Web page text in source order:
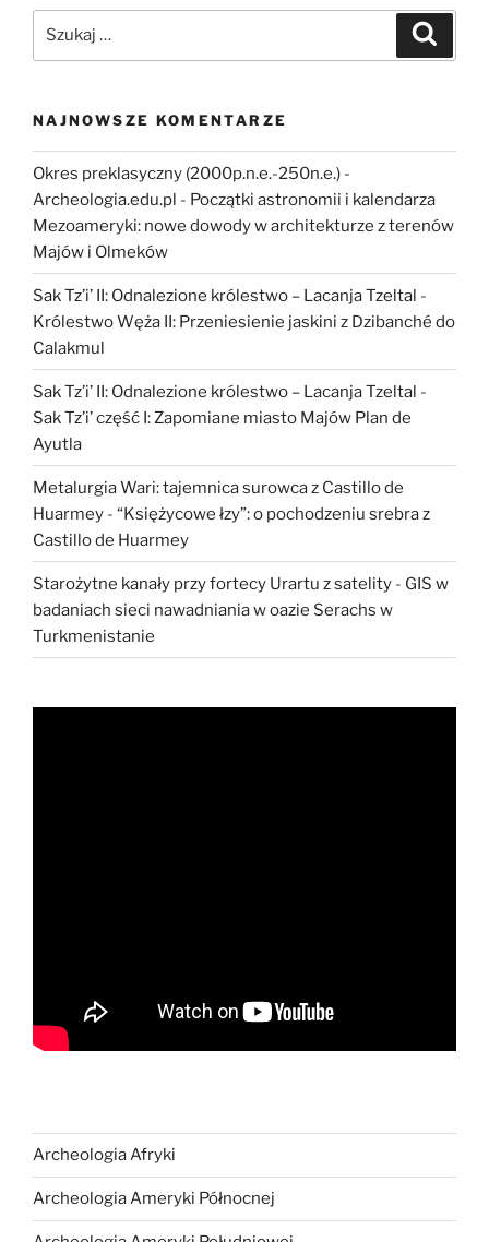
po
archeologii
nad
brodawczaka
ludzkiego
(HPV)?”
NAJNOWSZE KOMENTARZE
Okres preklasyczny (2000p.n.e.-250n.e.) -
Archeologia.edu.pl - Początki astronomii i kalendarza
Mezoameryki: nowe dowody w architekturze z terenów
Majów i Olmeków
Sak Tz’i’ II: Odnalezione królestwo – Lacanja Tzeltal -
Królestwo Węża II: Przeniesienie jaskini z Dzibanché do
Calakmul
Sak Tz’i’ II: Odnalezione królestwo – Lacanja Tzeltal -
Sak Tz’i’ część I: Zapomiane miasto Majów Plan de
Ayutla
Metalurgia Wari: tajemnica surowca z Castillo de
Huarmey - “Księżycowe łzy”: o pochodzeniu srebra z
Castillo de Huarmey
Starożytne kanały przy fortecy Urartu z satelity - GIS w
badaniach sieci nawadniania w oazie Serachs w
Turkmenistanie
Archeologia Afryki
Archeologia Ameryki Północnej